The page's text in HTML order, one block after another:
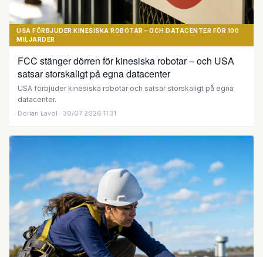
USA FÖRBJUDER KINESISKA ROBOTAR – OCH DATACENTER FÖR 100
MILJARDER
FCC stänger dörren för kinesiska robotar – och USA
satsar storskaligt på egna datacenter
USA förbjuder kinesiska robotar och satsar storskaligt på egna
datacenter.
Dorian Lavol · 30/07 2026 11:31